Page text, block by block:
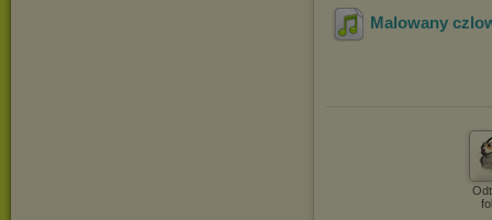
Malowany